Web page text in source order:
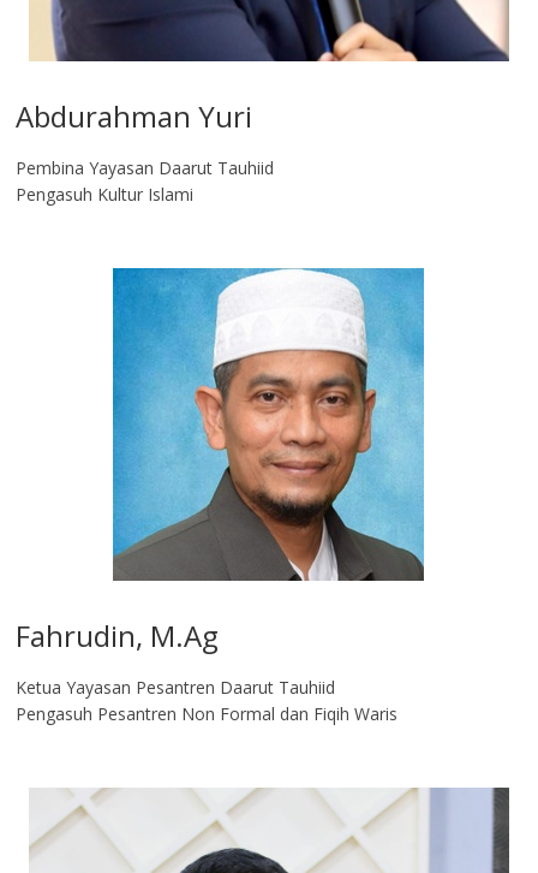
Abdurahman Yuri
Pembina Yayasan Daarut Tauhiid
Pengasuh Kultur Islami
Fahrudin, M.Ag​
Ketua Yayasan Pesantren Daarut Tauhiid
Pengasuh Pesantren Non Formal dan Fiqih Waris